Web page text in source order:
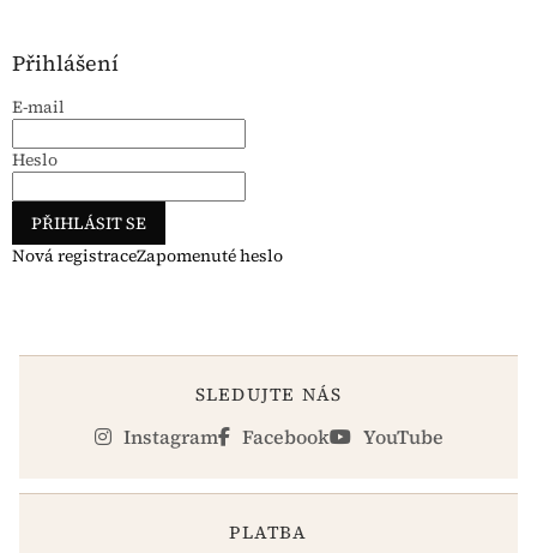
Přihlášení
E-mail
Heslo
PŘIHLÁSIT SE
Nová registraceZapomenuté heslo
SLEDUJTE NÁS
Instagram Facebook YouTube
PLATBA